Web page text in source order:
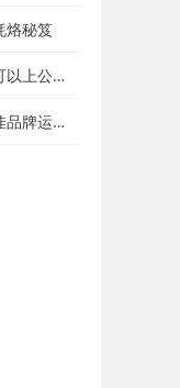
烙秘笈
高考失利不可怕，不再高考，照样可以上公办大专院校？
九合智方品牌创意策划荣获采纳最佳品牌运营机构